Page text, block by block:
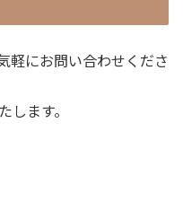
軽にお問い合わせくださ
ます。